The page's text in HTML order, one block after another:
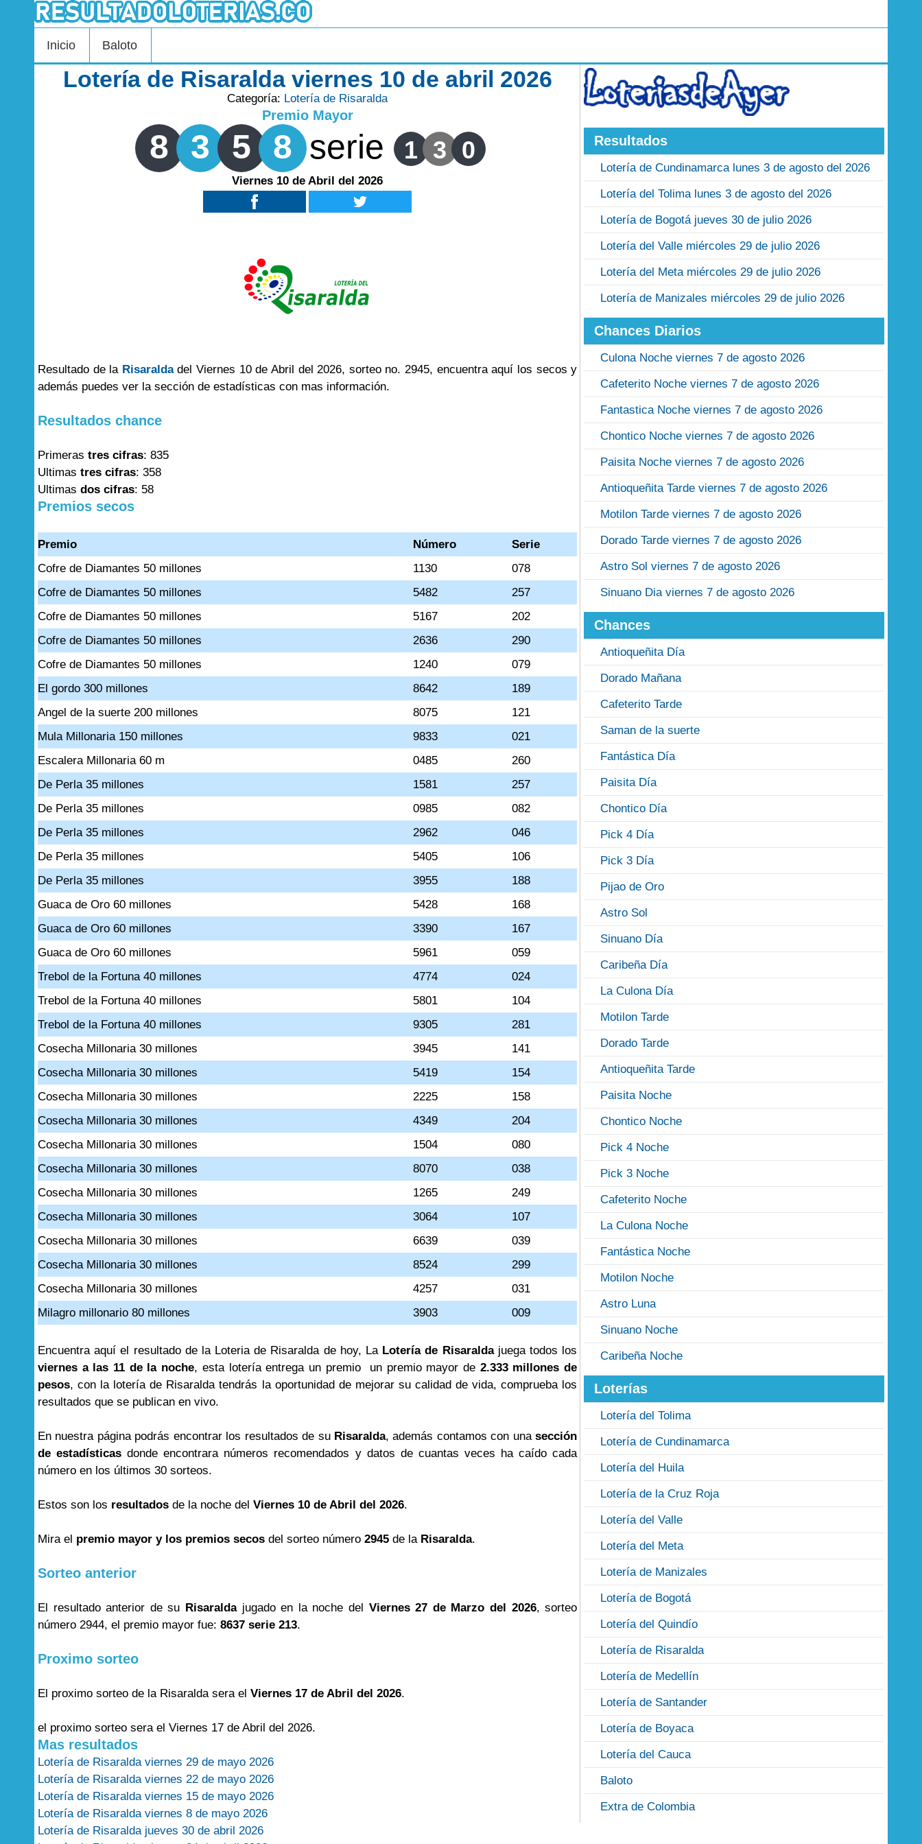
Inicio Baloto
Lotería de Risaralda viernes 10 de abril 2026
Categoría: Lotería de Risaralda
Premio Mayor
8 3 5 8 serie 1 3 0
Viernes 10 de Abril del 2026
Resultado de la Risaraldadel Viernes 10 de Abril del 2026, sorteo no. 2945, encuentra aquí los secos y
además puedes ver la sección de estadísticas con mas información.
Resultados chance
Primeras tres cifras: 835
Ultimas tres cifras: 358
Ultimas dos cifras: 58
Premios secos
Premio Número
Serie
Cofre de Diamantes 50 millones
1130
078
Cofre de Diamantes 50 millones
5482
257
Cofre de Diamantes 50 millones
5167
202
Cofre de Diamantes 50 millones
2636
290
Cofre de Diamantes 50 millones
1240
079
El gordo 300 millones
8642
189
Angel de la suerte 200 millones
8075
121
Mula Millonaria 150 millones
9833
021
Escalera Millonaria 60 m
0485
260
De Perla 35 millones
1581
257
De Perla 35 millones
0985
082
De Perla 35 millones
2962
046
De Perla 35 millones
5405
106
De Perla 35 millones
3955
188
Guaca de Oro 60 millones
5428
168
Guaca de Oro 60 millones
3390
167
Guaca de Oro 60 millones
5961
059
Trebol de la Fortuna 40 millones
4774
024
Trebol de la Fortuna 40 millones
5801
104
Trebol de la Fortuna 40 millones
9305
281
Cosecha Millonaria 30 millones
3945
141
Cosecha Millonaria 30 millones
5419
154
Cosecha Millonaria 30 millones
2225
158
Cosecha Millonaria 30 millones
4349
204
Cosecha Millonaria 30 millones
1504
080
Cosecha Millonaria 30 millones
8070
038
Cosecha Millonaria 30 millones
1265
249
Cosecha Millonaria 30 millones
3064
107
Cosecha Millonaria 30 millones
6639
039
Cosecha Millonaria 30 millones
8524
299
Cosecha Millonaria 30 millones
4257
031
Milagro millonario 80 millones
3903 009
Encuentra aquí el resultado de la Loteria de Risaralda de hoy, La Lotería de Risaraldajuega todos los
viernes a las 11 de la noche, esta lotería entrega un premio un premio mayor de 2.333 millones de
pesos, con la lotería de Risaralda tendrás la oportunidad de mejorar su calidad de vida, comprueba los
resultados que se publican en vivo.
En nuestra página podrás encontrar los resultados de su Risaralda, además contamos con unasección
de estadísticas donde encontrara números recomendados y datos de cuantas veces ha caído cada
número en los últimos 30 sorteos.
Estos son los resultados de la noche del Viernes 10 de Abril del 2026.
Mira el premio mayor y los premios secos del sorteo número 2945 de la Risaralda.
Sorteo anterior
El resultado anterior de su Risaraldajugado en la noche del Viernes 27 de Marzo del 2026, sorteo
número 2944, el premio mayor fue: 8637 serie 213.
Proximo sorteo
El proximo sorteo de la Risaralda sera el Viernes 17 de Abril del 2026.
el proximo sorteo sera el Viernes 17 de Abril del 2026.
Mas resultados
Lotería de Risaralda viernes 29 de mayo 2026
Lotería de Risaralda viernes 22 de mayo 2026
Lotería de Risaralda viernes 15 de mayo 2026
Lotería de Risaralda viernes 8 de mayo 2026
Lotería de Risaralda jueves 30 de abril 2026
Resultados
Lotería de Cundinamarca lunes 3 de agosto del 2026
Lotería del Tolima lunes 3 de agosto del 2026
Lotería de Bogotá jueves 30 de julio 2026
Lotería del Valle miércoles 29 de julio 2026
Lotería del Meta miércoles 29 de julio 2026
Lotería de Manizales miércoles 29 de julio 2026
Chances Diarios
Culona Noche viernes 7 de agosto 2026
Cafeterito Noche viernes 7 de agosto 2026
Fantastica Noche viernes 7 de agosto 2026
Chontico Noche viernes 7 de agosto 2026
Paisita Noche viernes 7 de agosto 2026
Antioqueñita Tarde viernes 7 de agosto 2026
Motilon Tarde viernes 7 de agosto 2026
Dorado Tarde viernes 7 de agosto 2026
Astro Sol viernes 7 de agosto 2026
Sinuano Dia viernes 7 de agosto 2026
Chances
Antioqueñita Día
Dorado Mañana
Cafeterito Tarde
Saman de la suerte
Fantástica Día
Paisita Día
Chontico Día
Pick 4 Día
Pick 3 Día
Pijao de Oro
Astro Sol
Sinuano Día
Caribeña Día
La Culona Día
Motilon Tarde
Dorado Tarde
Antioqueñita Tarde
Paisita Noche
Chontico Noche
Pick 4 Noche
Pick 3 Noche
Cafeterito Noche
La Culona Noche
Fantástica Noche
Motilon Noche
Astro Luna
Sinuano Noche
Caribeña Noche
Loterías
Lotería del Tolima
Lotería de Cundinamarca
Lotería del Huila
Lotería de la Cruz Roja
Lotería del Valle
Lotería del Meta
Lotería de Manizales
Lotería de Bogotá
Lotería del Quindío
Lotería de Risaralda
Lotería de Medellín
Lotería de Santander
Lotería de Boyaca
Lotería del Cauca
Baloto
Extra de Colombia